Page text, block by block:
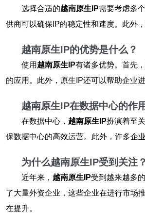
选择合适的越南原生IP需要考虑多
供商可以确保IP的稳定性和速度。此外
越南原生IP的优势是什么？
使用 越南原生IP有诸多优势。首先
的应用。此外，原生IP还可以帮助企业
越南原生IP在数据中心的作
在数据中心， 越南原生IP扮演着至
保数据中心的高效运营。此外，许多企
为什么越南原生IP受到关注？
近年来， 越南原生IP受到越来越多
了大量外资企业，这些企业在进行市场
在提升。